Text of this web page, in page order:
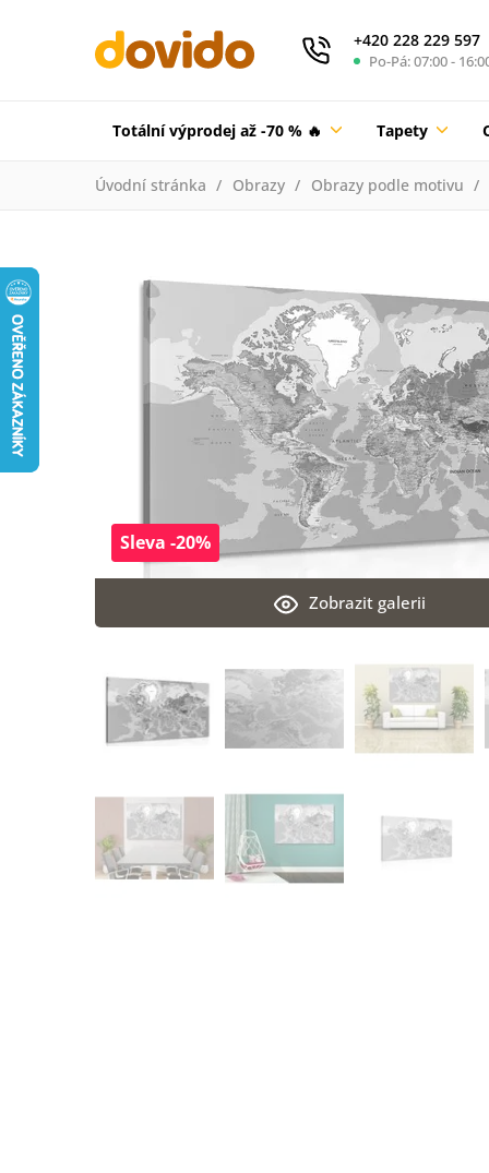
+420 228 229 597
Po-Pá: 07:00 -
Totální výprodej až -70 % 🔥 Tapety
Úvodní stránka Obrazy Obrazy podle motivu
Zobrazit galerii
Sleva -20%